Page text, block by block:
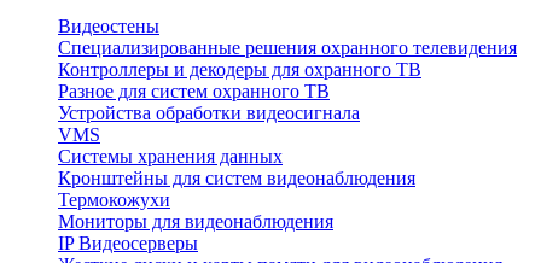
Видеостены
Специализированные решения охранного телевидения
Контроллеры и декодеры для охранного ТВ
Разное для систем охранного ТВ
Устройства обработки видеосигнала
VMS
Системы хранения данных
Кронштейны для систем видеонаблюдения
Термокожухи
Мониторы для видеонаблюдения
IP Видеосерверы